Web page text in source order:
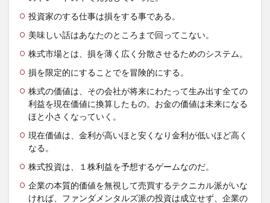
投資家のする仕事は損をする事である。
美味しい話はあなたのところまで回ってこない。
株式市場とは、損を薄く広く分散させるためのシステム。
損を限定的にすることでを冒険的にする。
株式の価値は、その会社が将来にわたって生み出す全ての
利益を現在価値に換算したもの。お金の価値は未来になる
ほと小さくなっていく。
現在価値は、金利が高いほと安くなり金利が低いほど高く
なる。
株式投資は、１株利益を予想するゲームなのだ。
企業の本質的価値を無視して売買するテクニカル派がいな
ければ、ファンダメンタルズ派の投資は成立せず、企業の